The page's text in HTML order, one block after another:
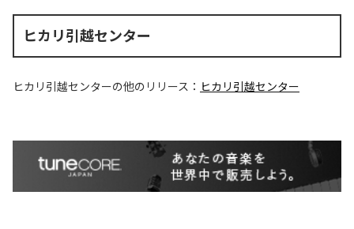
ヒカリ引越センター
ヒカリ引越センターの他のリリース： ヒカリ引越センター